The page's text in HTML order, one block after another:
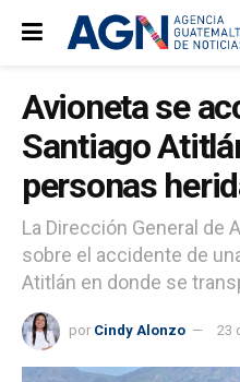
Avioneta se
Santiago
personas
La Dirección General de
sobre el accidente de
Atitlán en donde se
por Cindy Alonzo 23